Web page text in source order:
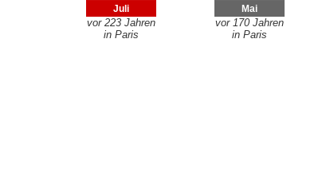
Juli
vor 223 Jahren
in Paris
Mai
vor 170 Jahren
in Paris